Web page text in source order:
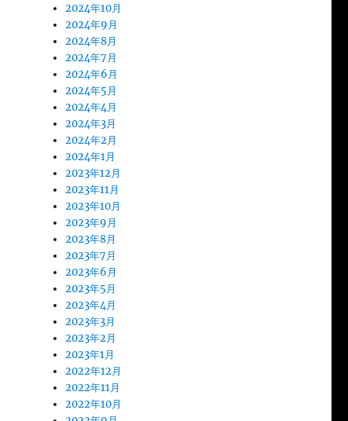
2024年10月
2024年9月
2024年8月
2024年7月
2024年6月
2024年5月
2024年4月
2024年3月
2024年2月
2024年1月
2023年12月
2023年11月
2023年10月
2023年9月
2023年8月
2023年7月
2023年6月
2023年5月
2023年4月
2023年3月
2023年2月
2023年1月
2022年12月
2022年11月
2022年10月